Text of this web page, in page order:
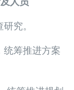
究。
统筹推进方案